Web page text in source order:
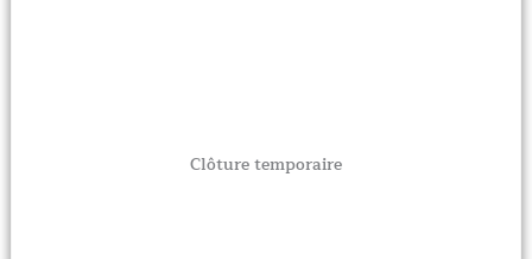
Clôture temporaire